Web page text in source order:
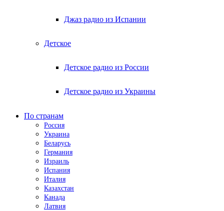
Джаз радио из Испании
Детское
Детское радио из России
Детское радио из Украины
По странам
Россия
Украина
Беларусь
Германия
Израиль
Испания
Италия
Казахстан
Канада
Латвия